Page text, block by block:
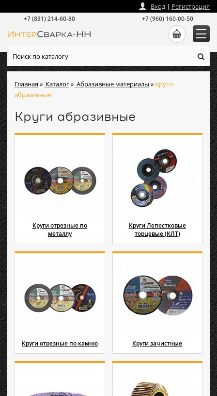
Главная» Каталог» Абразивные материалы » Круги
абразивные
Круги абразивные
Круги отрезные по
металлу
Круги Лепестковые
торцевые (КЛТ)
Круги отрезные по камню Круги зачистные
Вход| Регистрация
+7 (831) 214-60-80 +7 (960) 160-00-50